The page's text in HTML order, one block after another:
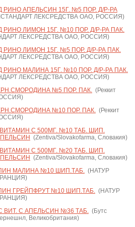
РИНО АПЕЛЬСИН 15Г. №5 ПОР. Д/Р-РА
ЛЕКСРЕДСТВА ОАО, РОССИЯ)
РИНО ЛИМОН 15Г. №10 ПОР. Д/Р-РА ПАК.
ЛЕКСРЕДСТВА ОАО, РОССИЯ)
РИНО ЛИМОН 15Г. №5 ПОР. Д/Р-РА ПАК.
ЛЕКСРЕДСТВА ОАО, РОССИЯ)
РИНО МАЛИНА 15Г. №10 ПОР. Д/Р-РА ПАК.
ЛЕКСРЕДСТВА ОАО, РОССИЯ)
№5 ПОР. ПАК.(Реккит
№10 ПОР. ПАК.(Реккит
С 500МГ. №10 ТАБ. ШИП.
(Zentiva/Slovakofarma, Словакия)
С 500МГ. №20 ТАБ. ШИП.
(Zentiva/Slovakofarma, Словакия)
МАЛИНА №10 ШИП.ТАБ.(НАТУР
ГРЕЙПФРУТ №10 ШИП.ТАБ.(НАТУР
ВИТ. С АПЕЛЬСИН №36 ТАБ.(Бутс
Великобритания)